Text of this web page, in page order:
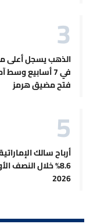
الذهب يسجل
في 7 أسابيع وسط
فتح مضيق هرمز
أرباح سالك
8.6% خلال النصف
2026